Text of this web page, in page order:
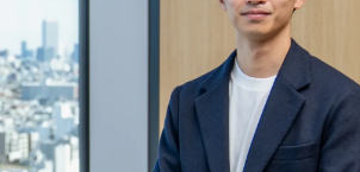
シ
ュ
タ
グ